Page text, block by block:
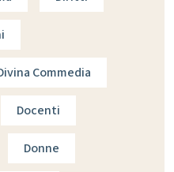
Commedia
Docenti
Donne